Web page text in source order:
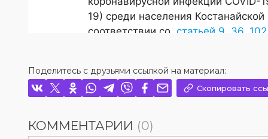
Поделитесь с друзьями ссылкой на материал:
Скопировать
КОММЕНТАРИИ (0)